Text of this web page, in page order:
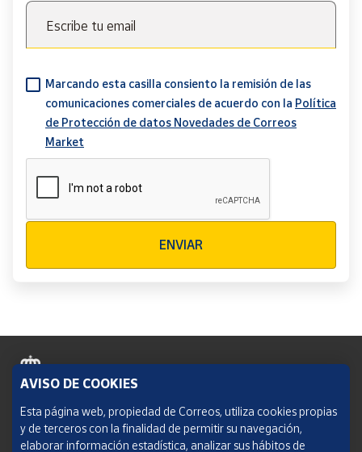
Escribe tu email
Marcando esta casilla consiento la remisión de las
comunicaciones comerciales de acuerdo con la Política
de Protección de datos Novedades de Correos
Market
ENVIAR
Política de cookies
Aviso legal
AVISO DE COOKIES
Esta página web, propiedad de Correos, utiliza cookies propias
y de terceros con la finalidad de permitir su navegación,
elaborar información estadística, analizar sus hábitos de